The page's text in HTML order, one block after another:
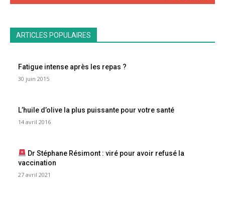
ARTICLES POPULAIRES
Fatigue intense après les repas ?
30 juin 2015
L’huile d’olive la plus puissante pour votre santé
14 avril 2016
Dr Stéphane Résimont : viré pour avoir refusé la
vaccination
27 avril 2021